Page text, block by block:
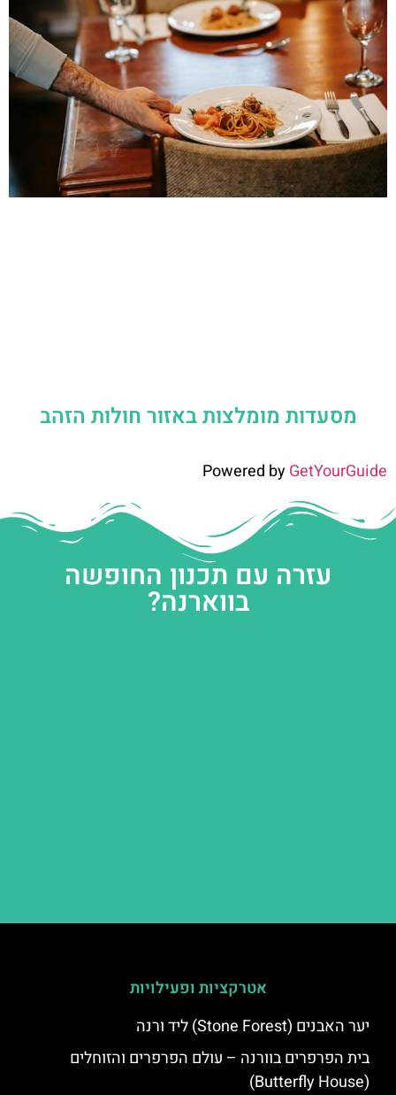
מסעדות מומלצות באזור חולות הזהב
Powered byGetYourGuide
עזרה עם תכנון החופשה
בווארנה?
אטרקציות ופעילויות
יער האבנים (Stone Forest) ליד ורנה
בית הפרפרים בוורנה – עולם הפרפרים והזוחלים
(Butterfly House)